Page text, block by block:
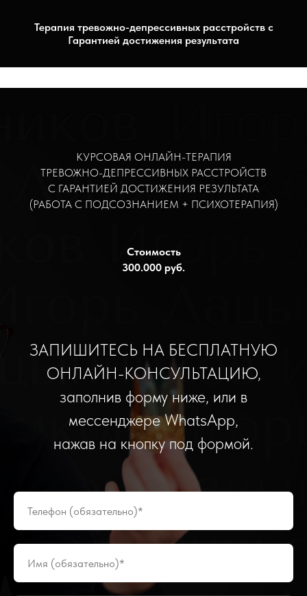
Терапия тревожно-депрессивных расстройств с
Гарантией достижения результата
КУРСОВАЯ ОНЛАЙН-ТЕРАПИЯ
ТРЕВОЖНО-ДЕПРЕССИВНЫХ РАССТРОЙСТВ
С ГАРАНТИЕЙ ДОСТИЖЕНИЯ РЕЗУЛЬТАТА
(РАБОТА С ПОДСОЗНАНИЕМ + ПСИХОТЕРАПИЯ)
Стоимость
300.000 руб.
ЗАПИШИТЕСЬ НА БЕСПЛАТНУЮ
ОНЛАЙН-КОНСУЛЬТАЦИЮ,
заполнив форму ниже, или в
мессенджере WhatsApp,
нажав на кнопку под формой.